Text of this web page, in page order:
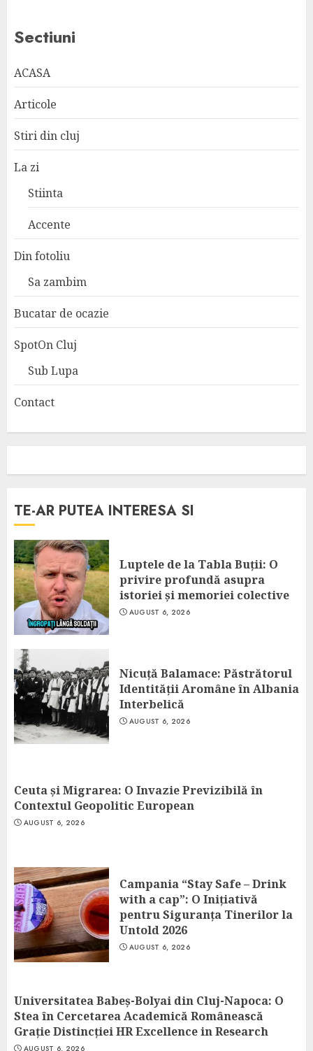
Sectiuni
ACASA
Articole
Stiri din cluj
La zi
Stiinta
Accente
Din fotoliu
Sa zambim
Bucatar de ocazie
SpotOn Cluj
Sub Lupa
Contact
TE-AR PUTEA INTERESA SI
Luptele de la Tabla Buții: O
privire profundă asupra
istoriei și memoriei colective
AUGUST 6, 2026
Nicuță Balamace: Păstrătorul
Identității Aromâne în Albania
Interbelică
AUGUST 6, 2026
Ceuta și Migrarea: O Invazie Previzibilă în
Contextul Geopolitic European
AUGUST 6, 2026
Campania “Stay Safe – Drink
with a cap”: O Inițiativă
pentru Siguranța Tinerilor la
Untold 2026
AUGUST 6, 2026
Universitatea Babeș-Bolyai din Cluj-Napoca: O
Stea în Cercetarea Academică Românească
Grație Distincției HR Excellence in Research
AUGUST 6, 2026